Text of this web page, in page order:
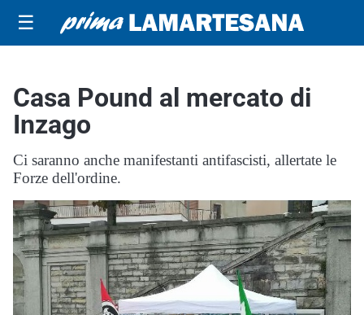
☰
Casa Pound al mercato di
Inzago
Ci saranno anche manifestanti antifascisti, allertate le
Forze dell'ordine.